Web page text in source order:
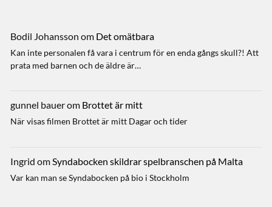
Bodil Johansson om Det omätbara
Kan inte personalen få vara i centrum för en enda gångs skull?! Att
prata med barnen och de äldre är…
gunnel bauerom Brottet är mitt
När visas filmen Brottet är mitt Dagar och tider
Ingrid omSyndabocken skildrar spelbranschen på Malta
Var kan man se Syndabocken på bio i Stockholm